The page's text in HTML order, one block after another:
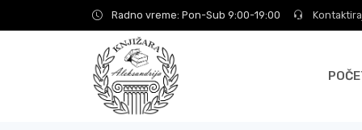
Radno vreme: Pon-Sub 9:00-19:00